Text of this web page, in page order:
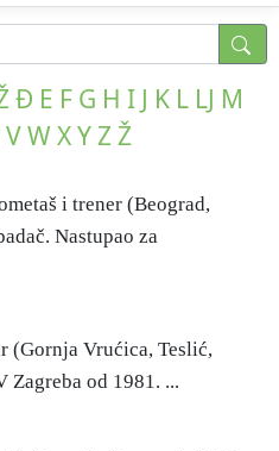
Đ E F G H I J K L LJ M
VW XYZŽ
i trener (Beograd,
Nastupao za
(Gornja Vrućica, Teslić,
Zagreba od 1981. ...